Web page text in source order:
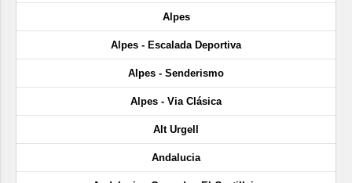
Alpes
Alpes - Escalada Deportiva
Alpes - Senderismo
Alpes - Via Clásica
Alt Urgell
Andalucia